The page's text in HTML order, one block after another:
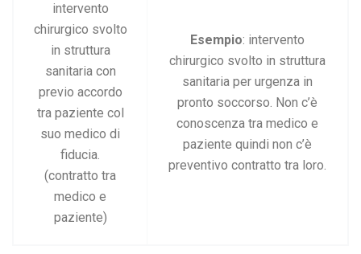
intervento
chirurgico svolto
in struttura
sanitaria con
previo accordo
tra paziente col
suo medico di
fiducia.
(contratto tra
medico e
paziente)
Esempio: intervento
chirurgico svolto in struttura
sanitaria per urgenza in
pronto soccorso. Non c’è
conoscenza tra medico e
paziente quindi non c’è
preventivo contratto tra loro.